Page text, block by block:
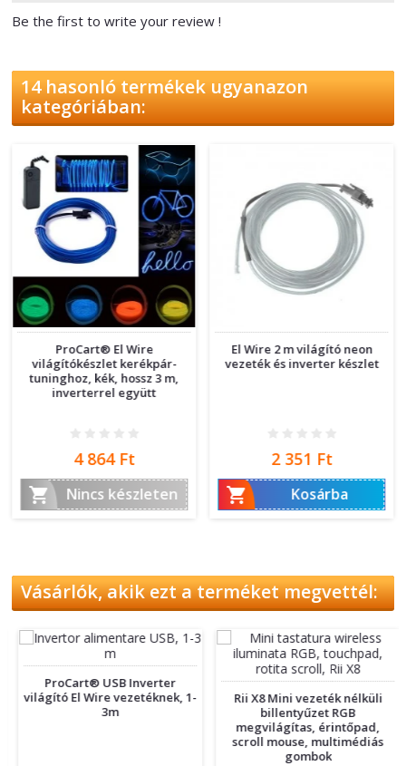
Be the first to write your review !
14 hasonló termékek ugyanazon
kategóriában:
ProCart® El Wire
világítókészlet kerékpár-
tuninghoz, kék, hossz 3 m,
inverterrel együtt
Ár
4 864 Ft

Nincs készleten
El Wire 2 m világító neon
vezeték és inverter készlet
Ár
2 351 Ft

Kosárba
Vásárlók, akik ezt a terméket megvettél:
ProCart® USB Inverter
világító El Wire vezetéknek, 1-
3m
Rii X8 Mini vezeték nélküli
billentyűzet RGB
megvilágítas, érintőpad,
scroll mouse, multimédiás
gombok